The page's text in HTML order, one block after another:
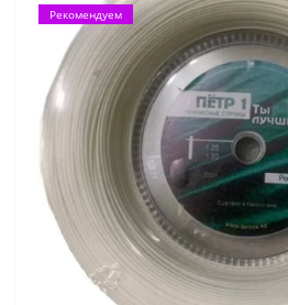
Рекомендуем